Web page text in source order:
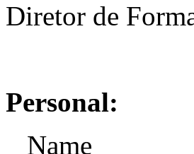
Diretor de
Personal:
Name